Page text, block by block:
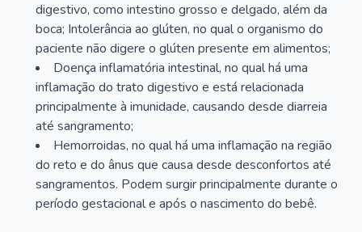
digestivo, como intestino grosso e delgado, além da
boca; Intolerância ao glúten, no qual o organismo do
paciente não digere o glúten presente em alimentos;
Doença inflamatória intestinal, no qual há uma
inflamação do trato digestivo e está relacionada
principalmente à imunidade, causando desde diarreia
até sangramento;
Hemorroidas, no qual há uma inflamação na região
do reto e do ânus que causa desde desconfortos até
sangramentos. Podem surgir principalmente durante o
período gestacional e após o nascimento do bebê.